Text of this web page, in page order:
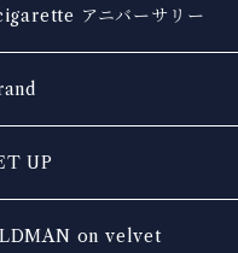
アニバーサリー
on velvet
leather works
UP
on velvet